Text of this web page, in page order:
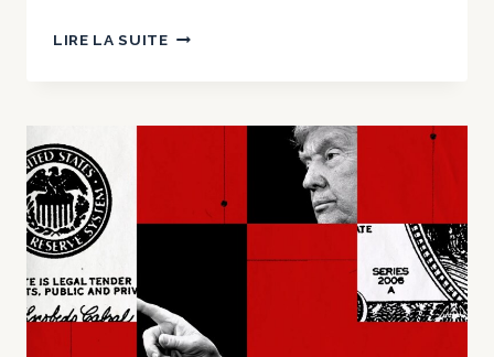
LIRE LA SUITECOMMENT
DOMMAGES
DIFFAMATION
A